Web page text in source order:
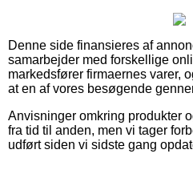
Denne side finansieres af
samarbejder med forskellige
markedsfører firmaernes varer,
at en af vores besøgende
Anvisninger omkring produkter
fra tid til anden, men vi tager
udført siden vi sidste gang